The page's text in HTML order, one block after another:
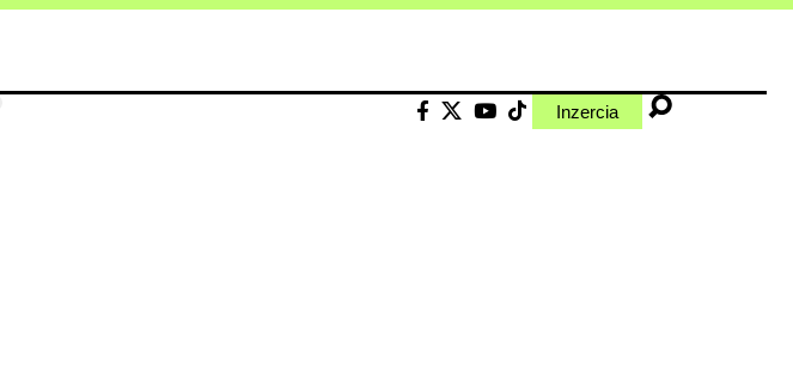
Inzercia